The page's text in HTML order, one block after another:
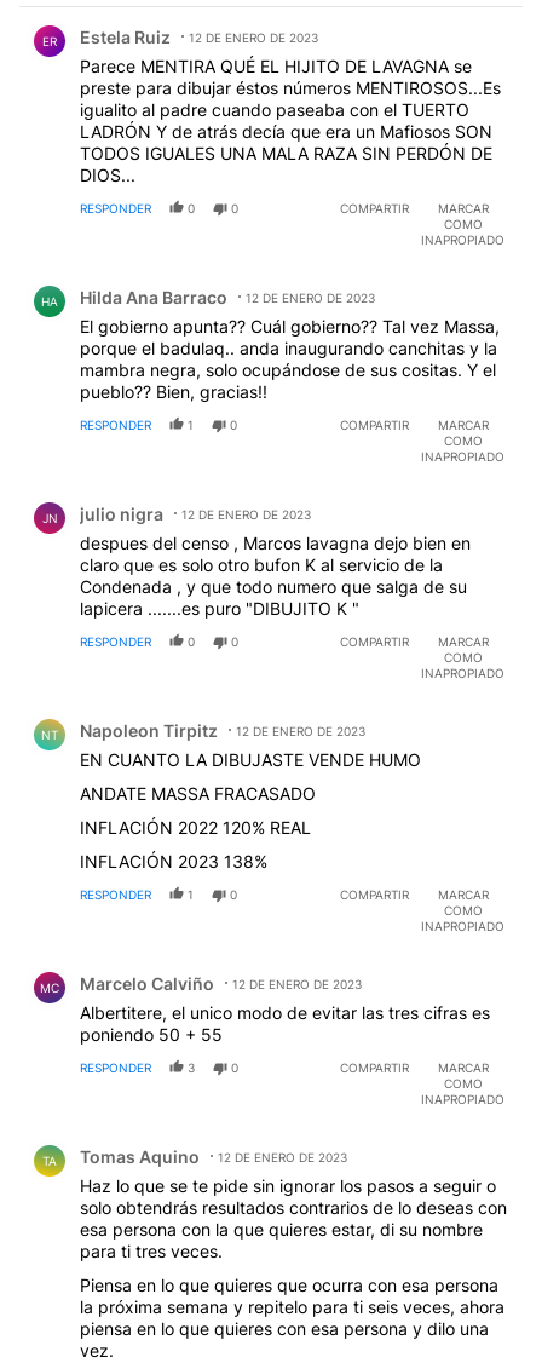
ER Estela Ruiz 12 DE ENERO DE 2023
Parece MENTIRA QUÉ EL HIJITO DE LAVAGNA se
preste para dibujar éstos números MENTIROSOS...Es
igualito al padre cuando paseaba con el TUERTO
LADRÓN Y de atrás decía que era un Mafiosos SON
TODOS IGUALES UNA MALA RAZA SIN PERDÓN DE
DIOS...
RESPONDER 0 0 COMPARTIR
MARCAR
COMO
INAPROPIADO
HA Hilda Ana Barraco 12 DE ENERO DE 2023
El gobierno apunta?? Cuál gobierno?? Tal vez Massa,
porque el badulaq.. anda inaugurando canchitas y la
mambra negra, solo ocupándose de sus cositas. Y el
pueblo?? Bien, gracias!!
RESPONDER 1 0 COMPARTIR
MARCAR
COMO
INAPROPIADO
JN julio nigra 12 DE ENERO DE 2023
despues del censo , Marcos lavagna dejo bien en
claro que es solo otro bufon K al servicio de la
Condenada , y que todo numero que salga de su
lapicera .......es puro "DIBUJITO K "
RESPONDER 0 0 COMPARTIR
MARCAR
COMO
INAPROPIADO
NT Napoleon Tirpitz 12 DE ENERO DE 2023
EN CUANTO LA DIBUJASTE VENDE HUMO
ANDATE MASSA FRACASADO
INFLACIÓN 2022 120% REAL
INFLACIÓN 2023 138%
RESPONDER 1 0 COMPARTIR
MARCAR
COMO
INAPROPIADO
MC Marcelo Calviño 12 DE ENERO DE 2023
Albertitere, el unico modo de evitar las tres cifras es
poniendo 50 + 55
RESPONDER 3 0 COMPARTIR
MARCAR
COMO
INAPROPIADO
TA Tomas Aquino 12 DE ENERO DE 2023
Haz lo que se te pide sin ignorar los pasos a seguir o
solo obtendrás resultados contrarios de lo deseas con
esa persona con la que quieres estar, di su nombre
para ti tres veces.
Piensa en lo que quieres que ocurra con esa persona
la próxima semana y repitelo para ti seis veces, ahora
piensa en lo que quieres con esa persona y dilo una
vez.